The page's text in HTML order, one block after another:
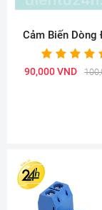
Cảm Biến Dòng
90,000 VND